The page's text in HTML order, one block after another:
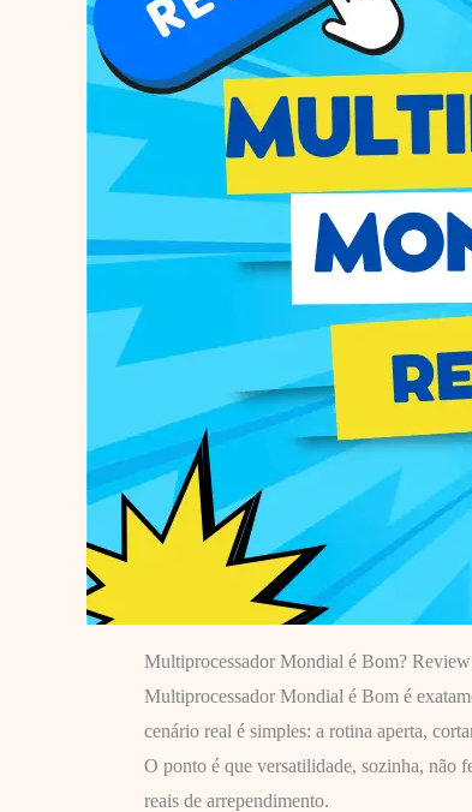
Multiprocessador Mondial é Bom?
Multiprocessador Mondial é Bom é
cenário real é simples: a rotina aperta,
O ponto é que versatilidade, sozinha, não
reais de arrependimento.